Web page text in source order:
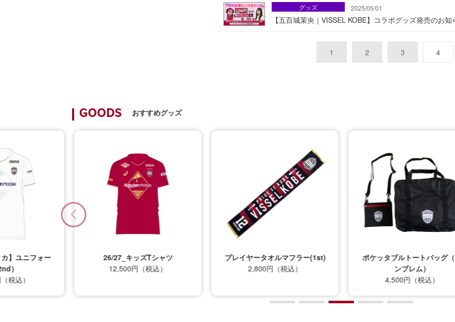
2025/05/01
【五百城茉央｜VISSEL KOBE】コラボグッズ発売のお知
グッズ
1 2 3 4
GOODS おすすめグッズ
】ユニフォー
）
税込）
26/27_キッズTシャツ
12,500円（税込）
プレイヤータオルマフラー(1st)
2,800円（税込）
ポケッタブルトートバッグ（
ンブレム）
4,500円（税込）